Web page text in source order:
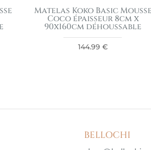
Matelas Koko Basic Mousse
Coco épaisseur 8cm x
90x160cm déhoussable
144.99€
BELLOCHI